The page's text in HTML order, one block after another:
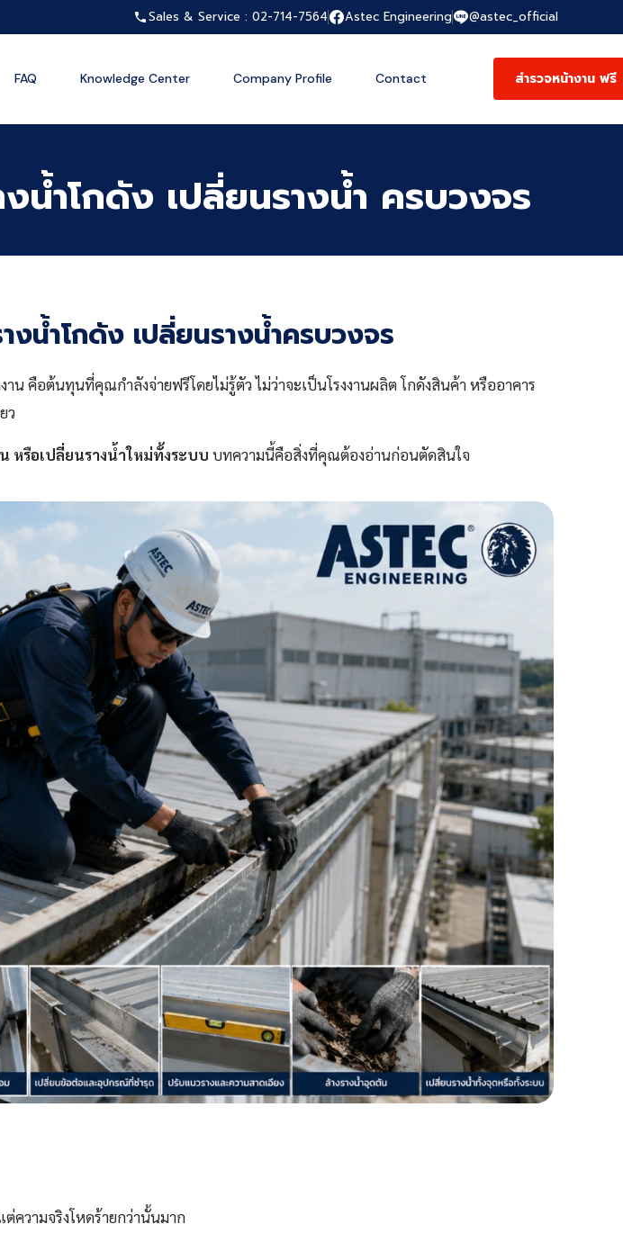
Sales & Service : 02-714-7564 Astec Engineering @astec_official
FAQ Knowledge Center Company Profile Contact สำรวจหน้างาน ฟรี
น้ำโกดัง เปลี่ยนรางน้ำ ครบวงจร
งน้ำโกดัง เปลี่ยนรางน้ำครบวงจร
คือต้นทุนที่คุณกำลังจ่ายฟรีโดยไม่รู้ตัว ไม่ว่าจะเป็นโรงงานผลิต โกดังสินค้า หรืออาคาร
ว
หรือเปลี่ยนรางน้ำใหม่ทั้งระบบบทความนี้คือสิ่งที่คุณต้องอ่านก่อนตัดสินใจ
ความจริงโหดร้ายกว่านั้นมาก